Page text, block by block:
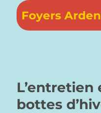
Foyers
L’entretien
bottes